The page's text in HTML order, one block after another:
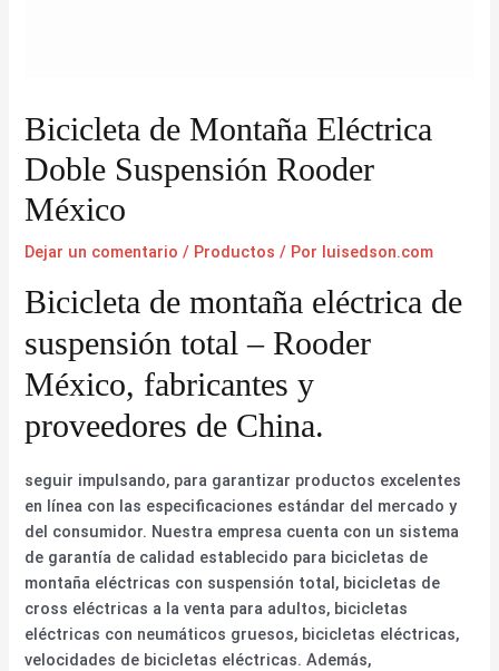
Bicicleta de Montaña Eléctrica
Doble Suspensión Rooder
México
Dejar un comentario / Productos / Por luisedson.com
Bicicleta de montaña eléctrica de
suspensión total – Rooder
México, fabricantes y
proveedores de China.
seguir impulsando, para garantizar productos excelentes
en línea con las especificaciones estándar del mercado y
del consumidor. Nuestra empresa cuenta con un sistema
de garantía de calidad establecido para bicicletas de
montaña eléctricas con suspensión total, bicicletas de
cross eléctricas a la venta para adultos, bicicletas
eléctricas con neumáticos gruesos, bicicletas eléctricas,
velocidades de bicicletas eléctricas. Además,